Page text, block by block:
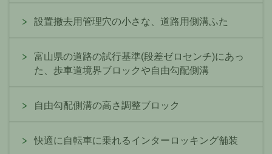
設置撤去用管理穴の小さな、道路用側溝ふた
富山県の道路の試行基準(段差ゼロセンチ)にあっ
た、歩車道境界ブロックや自由勾配側溝
自由勾配側溝の高さ調整ブロック
快適に自転車に乗れるインターロッキング舗装